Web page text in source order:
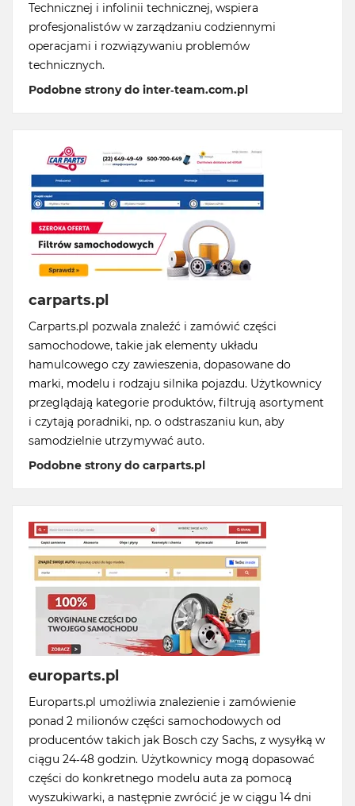
Technicznej i infolinii technicznej, wspiera
profesjonalistów w zarządzaniu codziennymi
operacjami i rozwiązywaniu problemów
technicznych.
Podobne strony do inter-team.com.pl
carparts.pl
Carparts.pl pozwala znaleźć i zamówić części
samochodowe, takie jak elementy układu
hamulcowego czy zawieszenia, dopasowane do
marki, modelu i rodzaju silnika pojazdu. Użytkownicy
przeglądają kategorie produktów, filtrują asortyment
i czytają poradniki, np. o odstraszaniu kun, aby
samodzielnie utrzymywać auto.
Podobne strony do carparts.pl
europarts.pl
Europarts.pl umożliwia znalezienie i zamówienie
ponad 2 milionów części samochodowych od
producentów takich jak Bosch czy Sachs, z wysyłką w
ciągu 24-48 godzin. Użytkownicy mogą dopasować
części do konkretnego modelu auta za pomocą
wyszukiwarki, a następnie zwrócić je w ciągu 14 dni